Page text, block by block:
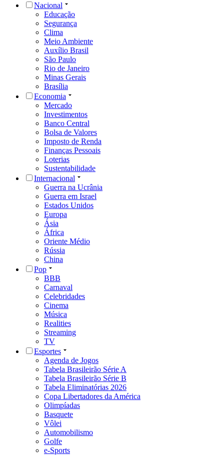
Nacional
Educação
Segurança
Clima
Meio Ambiente
Auxílio Brasil
São Paulo
Rio de Janeiro
Minas Gerais
Brasília
Economia
Mercado
Investimentos
Banco Central
Bolsa de Valores
Imposto de Renda
Finanças Pessoais
Loterias
Sustentabilidade
Internacional
Guerra na Ucrânia
Guerra em Israel
Estados Unidos
Europa
Ásia
África
Oriente Médio
Rússia
China
Pop
BBB
Carnaval
Celebridades
Cinema
Música
Realities
Streaming
TV
Esportes
Agenda de Jogos
Tabela Brasileirão Série A
Tabela Brasileirão Série B
Tabela Eliminatórias 2026
Copa Libertadores da América
Olimpíadas
Basquete
Vôlei
Automobilismo
Golfe
e-Sports